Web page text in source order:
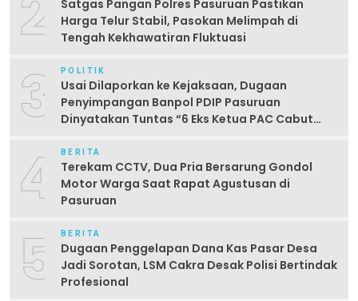
Satgas Pangan Polres Pasuruan Pastikan
Harga Telur Stabil, Pasokan Melimpah di
Tengah Kekhawatiran Fluktuasi
3 POLITIK
Usai Dilaporkan ke Kejaksaan, Dugaan
Penyimpangan Banpol PDIP Pasuruan
Dinyatakan Tuntas “6 Eks Ketua PAC Cabut
4 BERITA
Terekam CCTV, Dua Pria Bersarung Gondol
Motor Warga Saat Rapat Agustusan di
Pasuruan
5 BERITA
Dugaan Penggelapan Dana Kas Pasar Desa
Jadi Sorotan, LSM Cakra Desak Polisi Bertindak
Profesional